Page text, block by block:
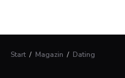
Start / Magazin / Dating